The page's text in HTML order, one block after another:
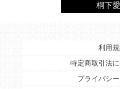
桐下
利用
特定商取引法
プライバシ